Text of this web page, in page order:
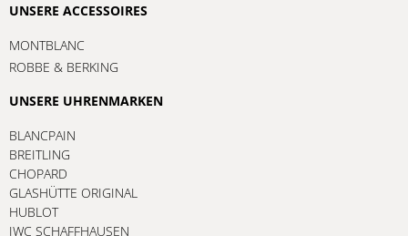
UNSERE ACCESSOIRES
MONTBLANC
ROBBE & BERKING
UNSERE UHRENMARKEN
BLANCPAIN
BREITLING
CHOPARD
GLASHÜTTE ORIGINAL
HUBLOT
IWC SCHAFFHAUSEN